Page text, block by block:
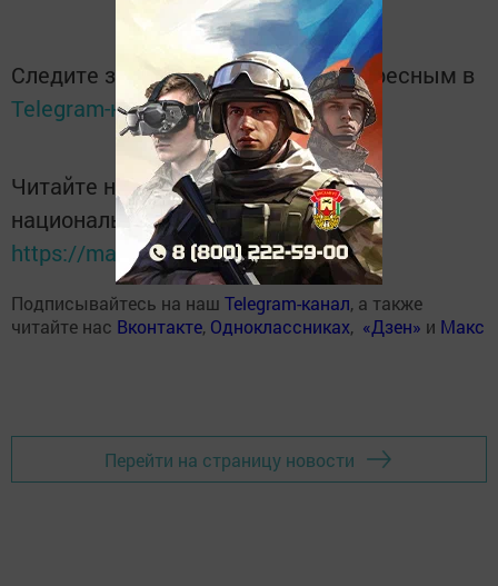
Следите за самым важным и интересным в
Telegram-каналеТатмедиа
Читайте новости Татарстана в
национальном мессенджере MАХ:
https://max.ru/tatmedia
Подписывайтесь на наш Telegram-канал, а также
читайте нас Вконтакте, Одноклассниках, «Дзен» и Макс
Перейти на страницу новости